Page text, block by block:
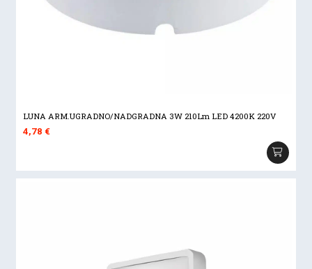
LUNA ARM.UGRADNO/NADGRADNA 3W 210Lm LED 4200K 220V
4,78€